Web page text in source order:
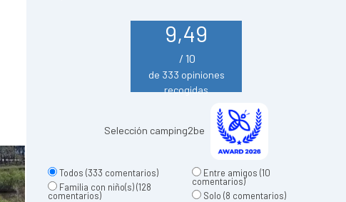
9,49
/ 10
de 333 opiniones
recogidas
Selección camping2be
Todos (333 comentarios)
Familia con niño(s)(128
comentarios)
Entre amigos (10
comentarios)
Solo (8 comentarios)